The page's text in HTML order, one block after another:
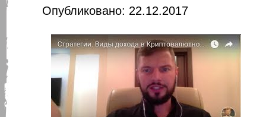
Опубликовано: 22.12.2017